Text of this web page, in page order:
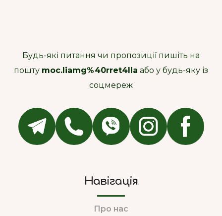
Будь-які питання чи пропозиції пишіть на
пошту moc.liamg%40rret4lla або у будь-яку із
соцмереж
Навігація
Про нас